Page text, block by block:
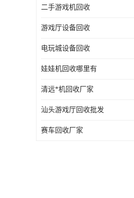
二手游戏机回收
游戏厅设备回收
电玩城设备回收
娃娃机回收哪里有
清远*机回收厂家
汕头游戏厅回收批发
赛车回收厂家